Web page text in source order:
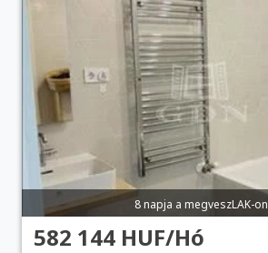
8 napja a megveszLAK-on
582 144 HUF/Hó